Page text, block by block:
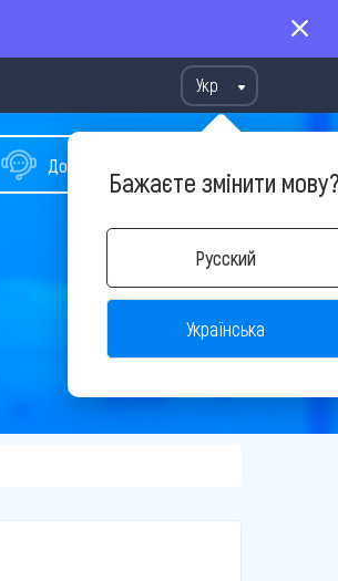
Укр
Бажаєте змінити
Русский
Українська
Допомога у виборі туру